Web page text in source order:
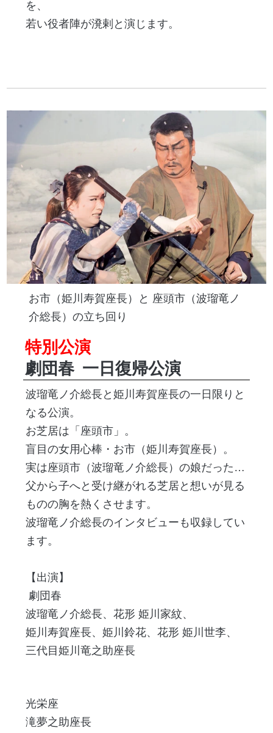
を、
若い役者陣が溌剌と演じます。
お市（姫川寿賀座長）と 座頭市（波瑠竜ノ
介総長）の立ち回り
特別公演
劇団春 一日復帰公演
波瑠竜ノ介総長と姫川寿賀座長の一日限りと
なる公演。
お芝居は「座頭市」。
盲目の女用心棒・お市（姫川寿賀座長）。
実は座頭市（波瑠竜ノ介総長）の娘だった…
父から子へと受け継がれる芝居と想いが見る
ものの胸を熱くさせます。
波瑠竜ノ介総長のインタビューも収録してい
ます。
【出演】
劇団春
波瑠竜ノ介総長、花形 姫川家紋、
姫川寿賀座長、姫川鈴花、花形 姫川世李、
三代目姫川竜之助座長
光栄座
滝夢之助座長